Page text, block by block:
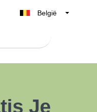
België
Nederland
España
Je